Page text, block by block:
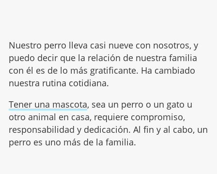
Nuestro perro lleva casi nueve con nosotros, y
puedo decir que la relación de nuestra familia
con él es de lo más gratificante. Ha cambiado
nuestra rutina cotidiana.
Tener una mascota, sea un perro o un gato u
otro animal en casa, requiere compromiso,
responsabilidad y dedicación. Al fin y al cabo, un
perro es uno más de la familia.